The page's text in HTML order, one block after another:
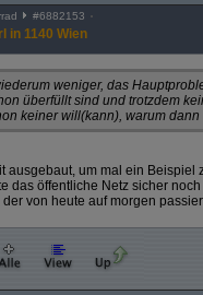
#6882153
in 1140 Wien
weniger, das
überfüllt sind und trotzdem
keiner will(kann), warum
ausgebaut, um mal ein
das öffentliche Netz sicher
der von heute auf morgen